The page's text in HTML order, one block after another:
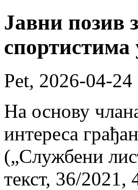
Јавни позив
спортистима
Pet, 2026-04-24
На основу
интереса
(„Службени
текст, 36/